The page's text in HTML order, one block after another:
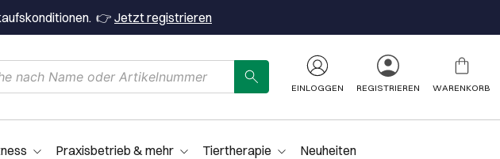
👉Jetzt registrieren
EINLOGGEN REGISTRIEREN WARENKORB
Praxisbetrieb & mehr Tiertherapie Neuheiten